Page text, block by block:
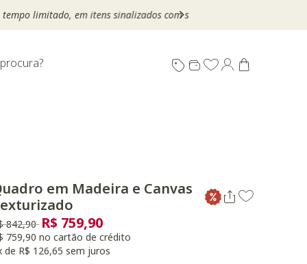
em Madeira e Canvas
reduzido de
842,90 para
R$ 759,90
759,90 no cartão de crédito
de R$ 126,65 sem juros